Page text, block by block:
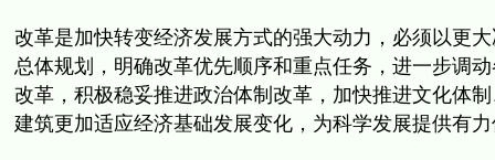
改革是加快转变经济发展方式的强大动力， 必须以更
总体规划，明确改革优先顺序和重点任务， 进一步调
改革，积极稳妥推进政治体制改革， 加快推进文化体
建筑更加适应经济基础发展变化，为科学发展提供有